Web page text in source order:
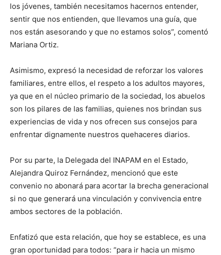
los jóvenes, también necesitamos hacernos entender,
sentir que nos entienden, que llevamos una guía, que
nos están asesorando y que no estamos solos”, comentó
Mariana Ortiz.
Asimismo, expresó la necesidad de reforzar los valores
familiares, entre ellos, el respeto a los adultos mayores,
ya que en el núcleo primario de la sociedad, los abuelos
son los pilares de las familias, quienes nos brindan sus
experiencias de vida y nos ofrecen sus consejos para
enfrentar dignamente nuestros quehaceres diarios.
Por su parte, la Delegada del INAPAM en el Estado,
Alejandra Quiroz Fernández, mencionó que este
convenio no abonará para acortar la brecha generacional
si no que generará una vinculación y convivencia entre
ambos sectores de la población.
Enfatizó que esta relación, que hoy se establece, es una
gran oportunidad para todos: “para ir hacia un mismo